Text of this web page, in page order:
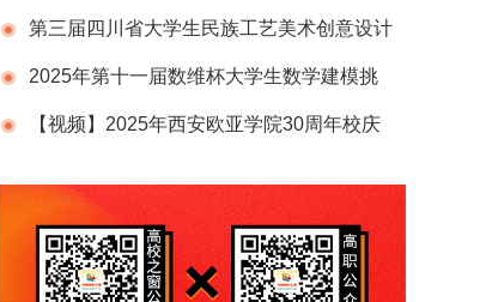
瓯窑博物馆生动开讲
第三届四川省大学生民族工艺美术创意设计
大赛决赛暨颁奖典礼即将启幕
2025年第十一届数维杯大学生数学建模挑
战赛火热报名中！
【视频】2025年西安欧亚学院30周年校庆